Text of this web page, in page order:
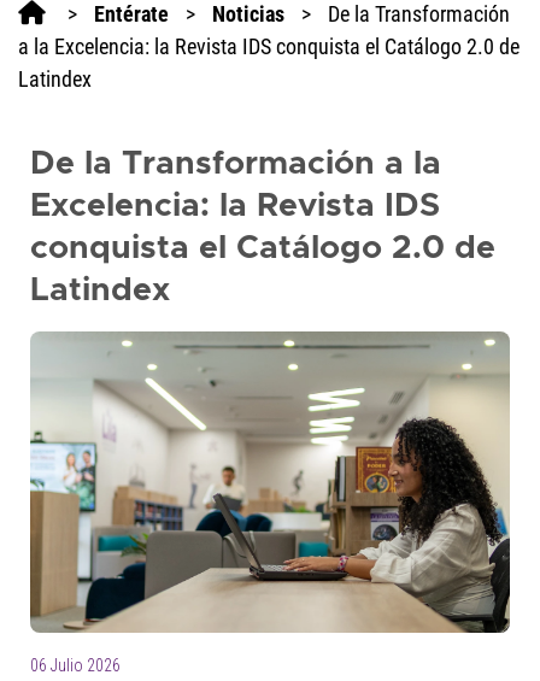
> Entérate > Noticias >
De la Transformación
a la Excelencia: la Revista IDS conquista el Catálogo 2.0 de
Latindex
De la Transformación a la
Excelencia: la Revista IDS
conquista el Catálogo 2.0 de
Latindex
06 Julio 2026